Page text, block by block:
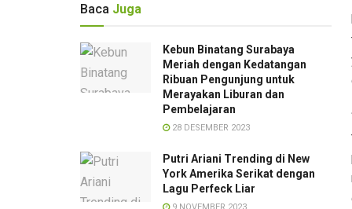
Baca Juga
Kebun Binatang Surabaya
Meriah dengan Kedatangan
Ribuan Pengunjung untuk
Merayakan Liburan dan
Pembelajaran
28 DESEMBER 2023
Putri Ariani Trending di New
York Amerika Serikat dengan
Lagu Perfeck Liar
9 NOVEMBER 2023